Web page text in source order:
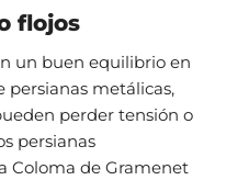
flojos
un buen equilibrio en
persianas metálicas,
perder tensión o
persianas
Coloma de Gramenet